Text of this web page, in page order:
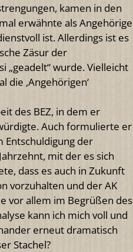
kamen in den
erwähnte als Angehörige
ist. Allerdings ist es
Zäsur der
„geadelt“ wurde. Vielleicht
‚Angehörigen‘
des BEZ, in dem er
Auch formulierte er
Entschuldigung der
mit der es sich
dass es auch in Zukunft
vorzuhalten und der AK
vor allem im Begrüßen des
kann ich mich voll und
erneut dramatisch
Stachel?